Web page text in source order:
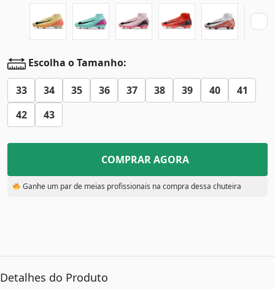
Escolha o Tamanho:
33 34 35 36 37 38 39 40
41
42
43
COMPRAR AGORA
Ganhe um par de meias profissionais na compra dessa chuteira
Detalhes do Produto